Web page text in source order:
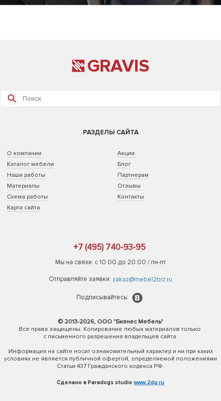
GRAVIS
РАЗДЕЛЫ САЙТА
О компании
Каталог мебели
Наши работы
Материалы
Схема работы
Карта сайта
Акции
Блог
Партнерам
Отзывы
Контакты
+7 (495) 740-93-95
Мы на связи: с 10:00 до 20:00 / пн-пт
Отправляйте заявки: zakaz@mebel2biz.ru
Подписывайтесь:
© 2013-2026, ООО "Бизнес Мебель"
Все права защищены. Копирование любых материалов только
с письменного разрешения владельцев сайта.
Информация на сайте носит ознакомительный характер и ни при каких
условиях не является публичной офертой, определяемой положениями
Статьи 437 Гражданского кодекса РФ.
Сделано в Paradogs studio www.2dg.ru